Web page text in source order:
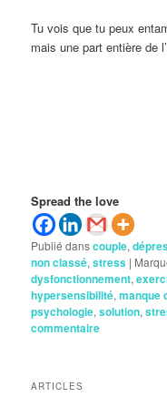
Tu vois que tu peux
mais une part entière de
Spread the love
Publié danscouple,
non classé,stress |
dysfonctionnement,
hypersensibilité,manque
psychologie,solution,
commentaire
ARTICLES